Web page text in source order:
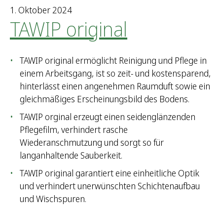
1. Oktober 2024
TAWIP original
TAWIP original ermöglicht Reinigung und Pflege in
einem Arbeitsgang, ist so zeit- und kostensparend,
hinterlässt einen angenehmen Raumduft sowie ein
gleichmäßiges Erscheinungsbild des Bodens.
TAWIP orginal erzeugt einen seidenglänzenden
Pflegefilm, verhindert rasche
Wiederanschmutzung und sorgt so für
langanhaltende Sauberkeit.
TAWIP original garantiert eine einheitliche Optik
und verhindert unerwünschten Schichtenaufbau
und Wischspuren.